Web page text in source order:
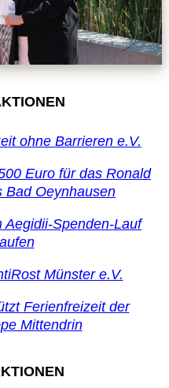
ohne Barrieren e.V.
Euro für das Ronald
Bad Oeynhausen
Aegidii-Spenden-Lauf
Münster e.V.
Ferienfreizeit der
Mittendrin